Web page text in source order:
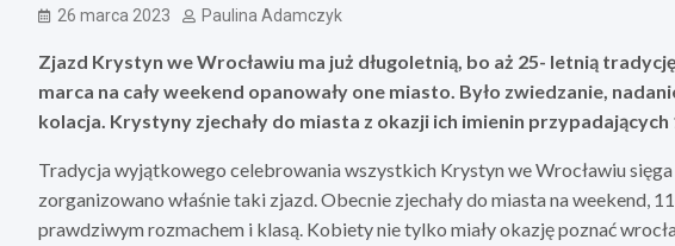
26 marca 2023 Paulina Adamczyk
Zjazd Krystyn we Wrocławiu ma już długoletnią, bo aż 25- letnią
marca na cały weekend opanowały one miasto. Było zwiedzanie,
kolacja. Krystyny zjechały do miasta z okazji ich imienin przypadających
Tradycja wyjątkowego celebrowania wszystkich Krystyn we Wrocławiu
zorganizowano właśnie taki zjazd. Obecnie zjechały do miasta na weekend,
prawdziwym rozmachem i klasą. Kobiety nie tylko miały okazję poznać